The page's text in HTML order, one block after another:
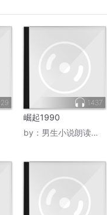
1437
崛起1990
by： 男生小说朗读机_奇迹